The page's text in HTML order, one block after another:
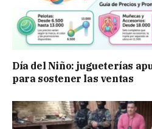
Día del Niño: jugueterías
para sostener las ventas